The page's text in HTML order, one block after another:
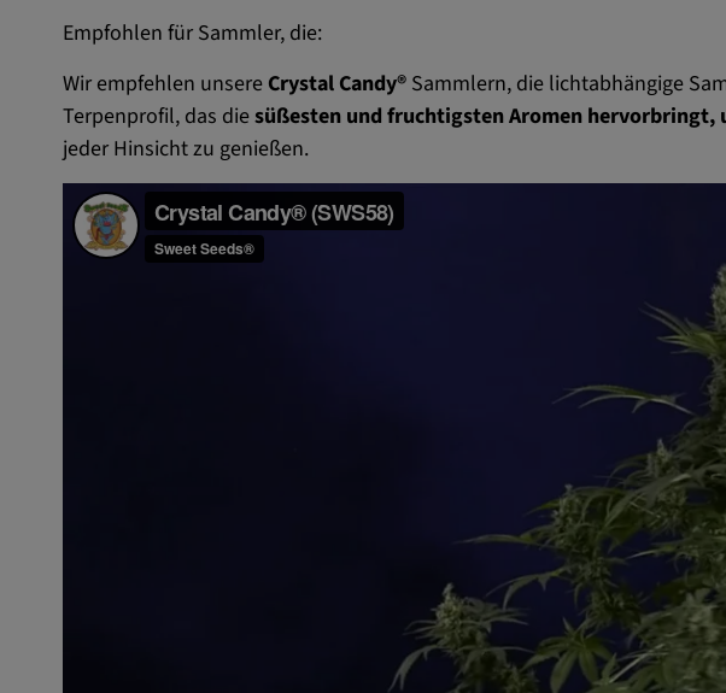
Empfohlen für Sammler, die:
Wir empfehlen unsere Crystal Candy® Sammlern, die lichtabhängige
Terpenprofil, das diesüßesten und fruchtigsten Aromen hervorbringt,
jeder Hinsicht zu genießen.